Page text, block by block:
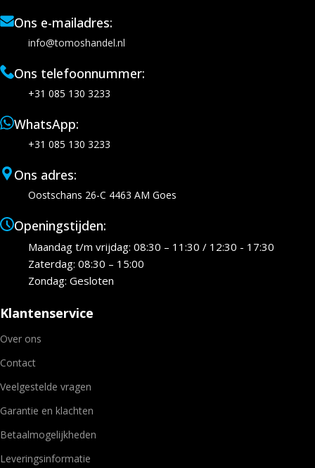
Ons e-mailadres:
info@tomoshandel.nl
Ons telefoonnummer:
+31 085 130 3233
WhatsApp:
+31 085 130 3233
Ons adres:
Oostschans 26-C 4463 AM Goes
Openingstijden:
Maandag t/m vrijdag: 08:30 – 11:30 / 12:30 - 17:30
Zaterdag: 08:30 – 15:00
Zondag: Gesloten
Klantenservice
Over ons
Contact
Veelgestelde vragen
Garantie en klachten
Betaalmogelijkheden
Leveringsinformatie